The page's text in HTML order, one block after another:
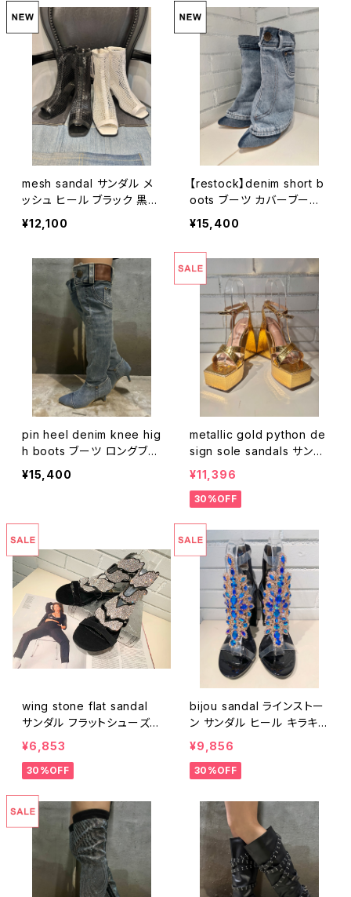
mesh sandal サンダル メ
ッシュ ヒール ブラック 黒
ブーツ
¥12,100
【restock】denim short b
oots ブーツ カバーブーツ
デニム ポケット ヒール
¥15,400
pin heel denim knee hig
h boots ブーツ ロングブー
ツ ニーハイブーツ デニム
ピンヒール ポインテッドトゥ
¥15,400
metallic gold python de
sign sole sandals サンダ
ル パイソン スネーク ゴー
ルド メタリック デザインソ
ール
¥11,396
30%OFF
wing stone flat sandal
サンダル フラットシューズ
キラキラ ウィング 羽 フェザ
¥6,853
30%OFF
bijou sandal ラインストー
ン サンダル ヒール キラキラ
ドレス ドレスアップ パーテ
ィー 二次会 ビジュー ゴー
ジャス
¥9,856
30%OFF